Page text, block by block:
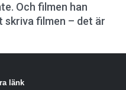
Och filmen han
filmen – det är
länk